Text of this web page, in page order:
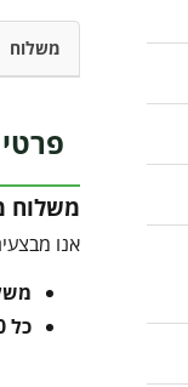
משלוח
משלוח
אנו
כל 10 ק"ג נוספים